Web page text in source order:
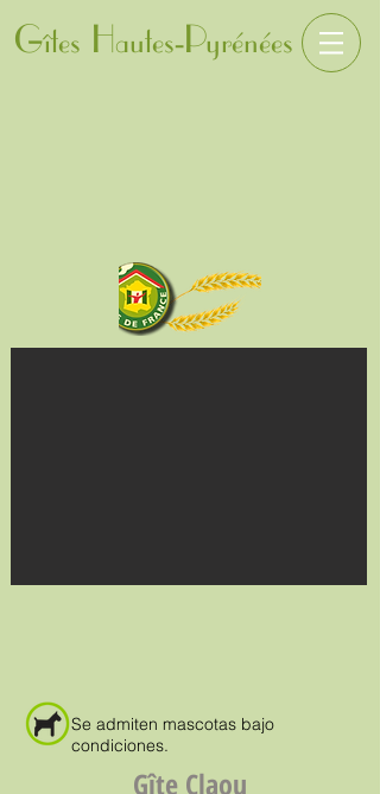
Gîtes Hautes-Pyrénées
Gîte Claou
Se admiten mascotas bajo
condiciones.